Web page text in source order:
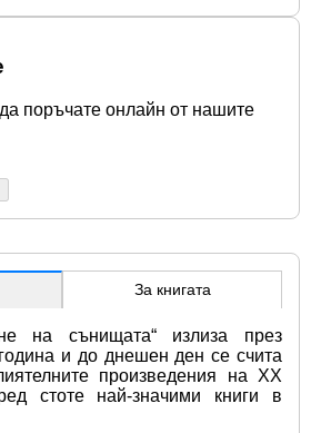
поръчате онлайн от нашите
За книгата
на сънищата“ излиза през
и до днешен ден се счита
произведения на XX
стоте най-значими книги в